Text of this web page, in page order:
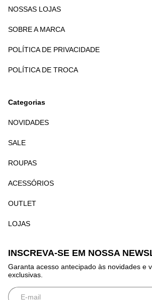
NOSSAS LOJAS
SOBRE A MARCA
POLÍTICA DE PRIVACIDADE
POLÍTICA DE TROCA
Categorias
NOVIDADES
SALE
ROUPAS
ACESSÓRIOS
OUTLET
LOJAS
INSCREVA-SE EM NOSSA
Garanta acesso antecipado às novidades e
exclusivas.